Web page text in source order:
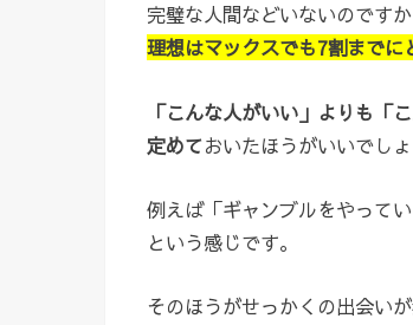
完璧な人間などいないのですか
理想はマックスでも7割までに
「こんな人がいい」よりも「
定めておいたほうがいいでしょ
例えば「ギャンブルをやって
という感じです。
そのほうがせっかくの出会い